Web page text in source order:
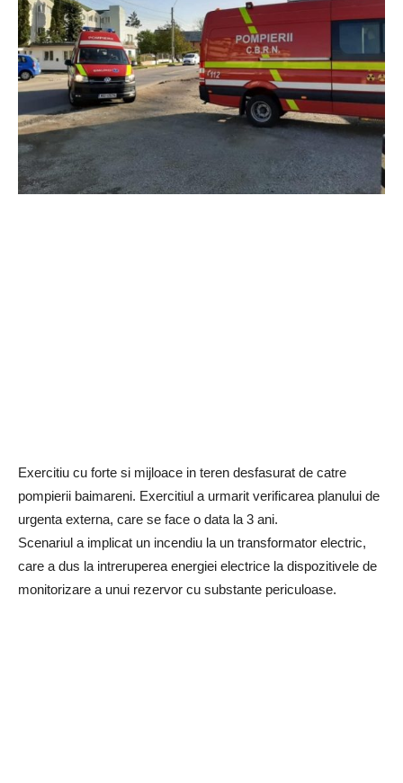
Exercitiu cu forte si mijloace in teren desfasurat de catre
pompierii baimareni. Exercitiul a urmarit verificarea planului de
urgenta externa, care se face o data la 3 ani.
Scenariul a implicat un incendiu la un transformator electric,
care a dus la intreruperea energiei electrice la dispozitivele de
monitorizare a unui rezervor cu substante periculoase.